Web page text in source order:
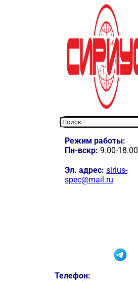
Режим работы:
Пн-вскр: 9.00-18.00
Эл. адрес: sirius-
spec@mail.ru
Телефон: